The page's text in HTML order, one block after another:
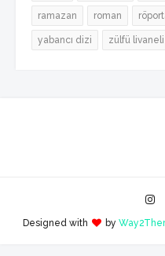
ramazan roman
yabancı dizi zülfü livaneli
Designed with by